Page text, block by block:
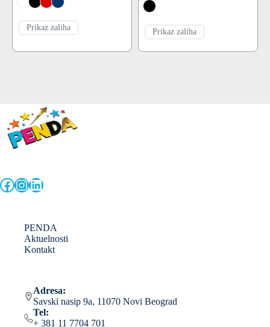
Prikaz zaliha Prikaz zaliha
Facebook
Instagram
LinkedIn
PENDA
Aktuelnosti
Kontakt
Adresa:
Savski nasip 9a, 11070 Novi Beograd
Tel:
+ 381 11 7704 701